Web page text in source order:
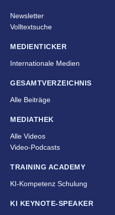
Newsletter
Volltextsuche
MEDIENTICKER
Internationale Medien
GESAMTVERZEICHNIS
Alle Beiträge
MEDIATHEK
Alle Videos
Video-Podcasts
TRAINING ACADEMY
KI-Kompetenz Schulung
KI KEYNOTE-SPEAKER